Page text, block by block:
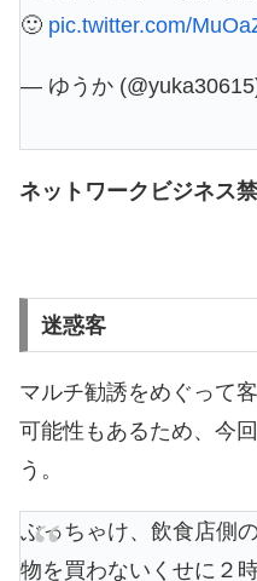
🙂 pic.twitter.com/
— ゆうか
ネットワークビジネス
迷惑客
マルチ勧誘をめぐって
可能性もあるため、今
う。
ぶっちゃけ、飲食店側
物を買わないくせに２